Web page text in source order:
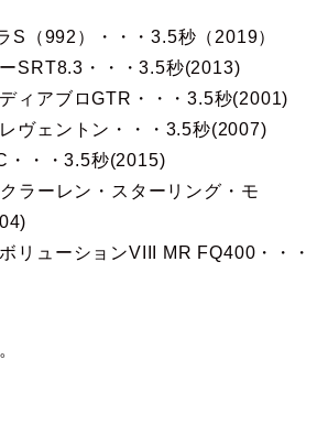
S（992）・・・3.5秒（2019）
SRT8.3・・・3.5秒(2013)
ィアブロGTR・・・3.5秒(2001)
ヴェントン・・・3.5秒(2007)
・・・3.5秒(2015)
ラーレン・スターリング・モ
リューションVIII MR FQ400・・・